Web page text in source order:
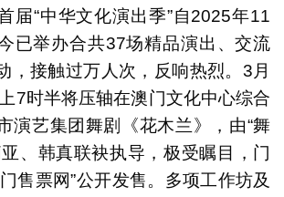
届“中华文化演出季”自2025年11
已举办合共37场精品演出、交流
，接触过万人次，反响热烈。3月
7时半将压轴在澳门文化中心综合
演艺集团舞剧《花木兰》，由“舞
、韩真联袂执导，极受瞩目，门
售票网”公开发售。多项工作坊及